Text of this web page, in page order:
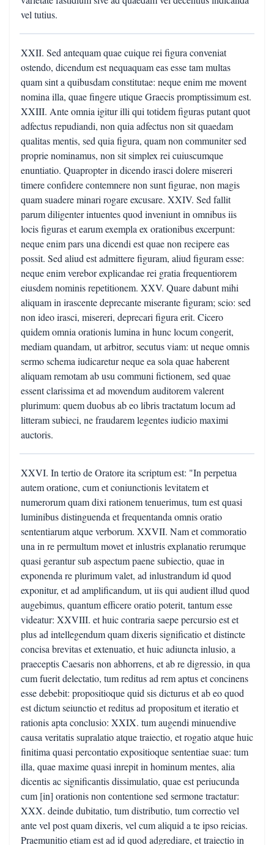
vel tutius.
XXII. Sed antequam quae cuique rei figura conveniat
ostendo, dicendum est nequaquam eas esse tam multas
quam sint a quibusdam constitutae: neque enim me movent
nomina illa, quae fingere utique Graecis promptissimum est.
XXIII. Ante omnia igitur illi qui totidem figuras putant quot
adfectus repudiandi, non quia adfectus non sit quaedam
qualitas mentis, sed quia figura, quam non communiter sed
proprie nominamus, non sit simplex rei cuiuscumque
enuntiatio. Quapropter in dicendo irasci dolere misereri
timere confidere contemnere non sunt figurae, non magis
quam suadere minari rogare excusare. XXIV. Sed fallit
parum diligenter intuentes quod inveniunt in omnibus iis
locis figuras et earum exempla ex orationibus excerpunt:
neque enim pars una dicendi est quae non recipere eas
possit. Sed aliud est admittere figuram, aliud figuram esse:
neque enim verebor explicandae rei gratia frequentiorem
eiusdem nominis repetitionem. XXV. Quare dabunt mihi
aliquam in irascente deprecante miserante figuram; scio: sed
non ideo irasci, misereri, deprecari figura erit. Cicero
quidem omnia orationis lumina in hunc locum congerit,
mediam quandam, ut arbitror, secutus viam: ut neque omnis
sermo schema iudicaretur neque ea sola quae haberent
aliquam remotam ab usu communi fictionem, sed quae
essent clarissima et ad movendum auditorem valerent
plurimum: quem duobus ab eo libris tractatum locum ad
litteram subieci, ne fraudarem legentes iudicio maximi
auctoris.
XXVI. In tertio de Oratore ita scriptum est: "In perpetua
autem oratione, cum et coniunctionis levitatem et
numerorum quam dixi rationem tenuerimus, tum est quasi
luminibus distinguenda et frequentanda omnis oratio
sententiarum atque verborum. XXVII. Nam et commoratio
una in re permultum movet et inlustris explanatio rerumque
quasi gerantur sub aspectum paene subiectio, quae in
exponenda re plurimum valet, ad inlustrandum id quod
exponitur, et ad amplificandum, ut iis qui audient illud quod
augebimus, quantum efficere oratio poterit, tantum esse
videatur: XXVIII. et huic contraria saepe percursio est et
plus ad intellegendum quam dixeris significatio et distincte
concisa brevitas et extenuatio, et huic adiuncta inlusio, a
praeceptis Caesaris non abhorrens, et ab re digressio, in qua
cum fuerit delectatio, tum reditus ad rem aptus et concinens
esse debebit: propositioque quid sis dicturus et ab eo quod
est dictum seiunctio et reditus ad propositum et iteratio et
rationis apta conclusio: XXIX. tum augendi minuendive
causa veritatis supralatio atque traiectio, et rogatio atque huic
finitima quasi percontatio expositioque sententiae suae: tum
illa, quae maxime quasi inrepit in hominum mentes, alia
dicentis ac significantis dissimulatio, quae est periucunda
cum [in] orationis non contentione sed sermone tractatur:
XXX. deinde dubitatio, tum distributio, tum correctio vel
ante vel post quam dixeris, vel cum aliquid a te ipso reicias.
Praemunitio etiam est ad id quod adgrediare, et traiectio in